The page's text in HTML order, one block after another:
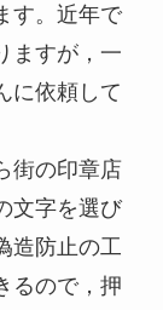
す。近年で
ますが，一
に依頼して
街の印章店
文字を選び
造防止の工
るので，押